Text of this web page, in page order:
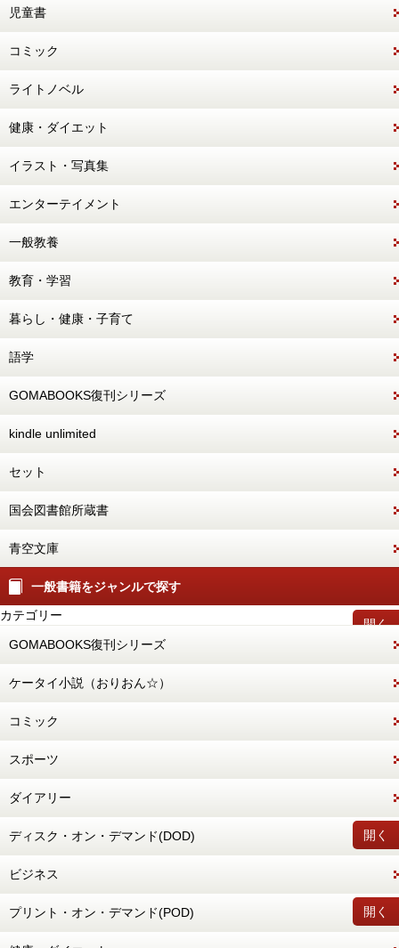
児童書
コミック
ライトノベル
健康・ダイエット
イラスト・写真集
エンターテイメント
一般教養
教育・学習
暮らし・健康・子育て
語学
GOMABOOKS復刊シリーズ
kindle unlimited
セット
国会図書館所蔵書
青空文庫
一般書籍をジャンルで探す
開く
カテゴリー
GOMABOOKS復刊シリーズ
ケータイ小説（おりおん☆）
コミック
スポーツ
ダイアリー
開く
ディスク・オン・デマンド(DOD)
ビジネス
開く
プリント・オン・デマンド(POD)